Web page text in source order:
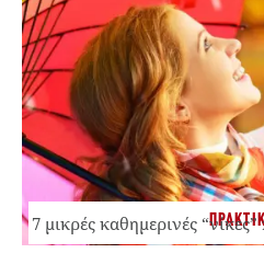
7 μικρές καθημερινές